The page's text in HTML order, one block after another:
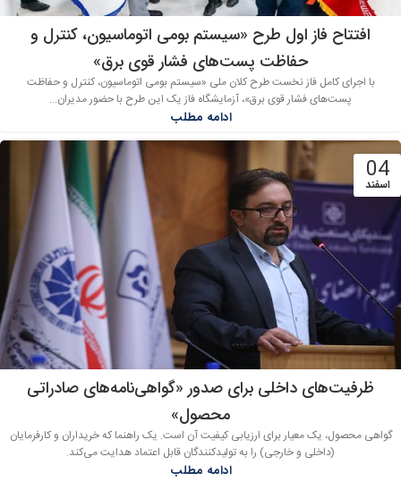
افتتاح فاز اول طرح «سیستم بومی اتوماسیون، کنترل و
حفاظت پست‌های فشار قوی برق»
با اجرای کامل فاز نخست طرح کلان ملی «سیستم بومی اتوماسیون، کنترل و حفاظت
پست‌های فشار قوی برق»، آزمایشگاه فاز یک این طرح با حضور مدیران...
ادامه مطلب
04
اسفند
ظرفیت‌های داخلی برای صدور «گواهی‌نامه‌های صادراتی
محصول»
گواهی محصول، یک معیار برای ارزیابی کیفیت آن است. یک راهنما که خریداران و کارفرمایان
(داخلی و خارجی) را به تولید‌کنندگان قابل اعتماد هدایت می‌کند.
ادامه مطلب